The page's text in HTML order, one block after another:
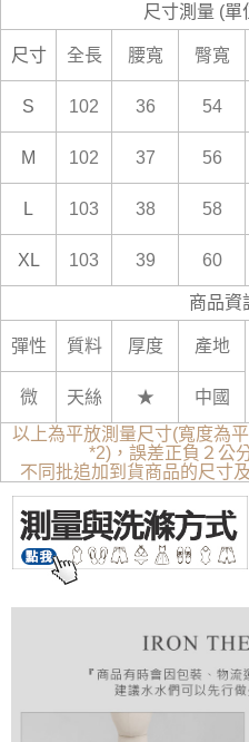
尺寸測量 (單
尺寸 全長 腰寬 臀寬
S 102 36 54
M 102 37 56
L 103 38 58
XL 103 39 60
商品資
彈性 質料 厚度
產地
微
天絲 ★
中國
以上為平放測量尺寸(寬度為
*2)，誤差正負２公
不同批追加到貨商品的尺寸